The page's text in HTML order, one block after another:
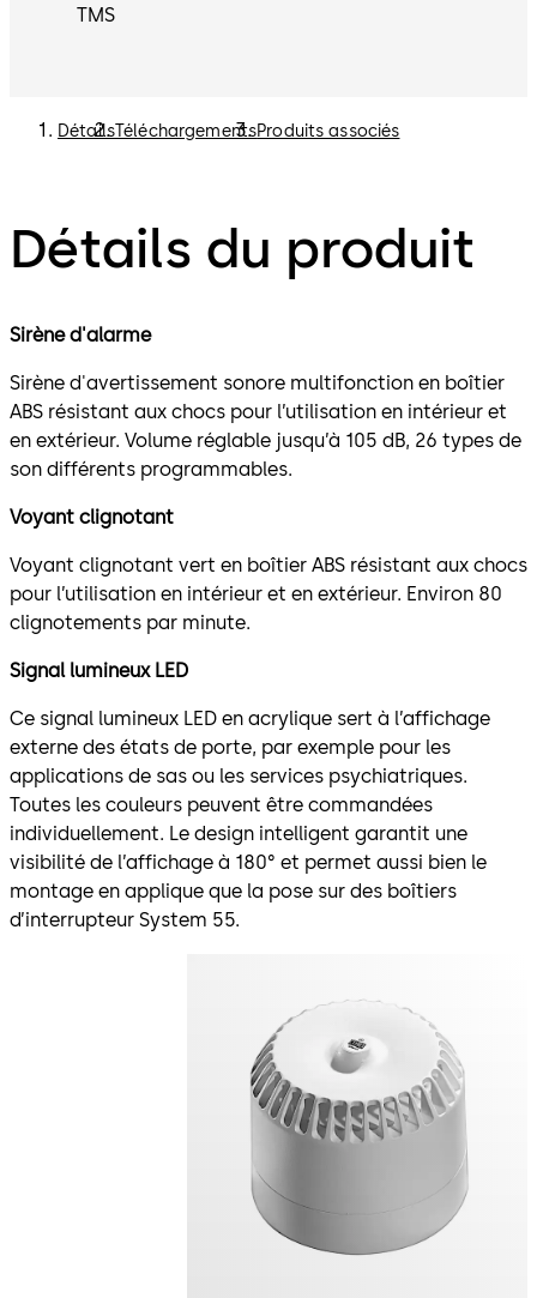
TMS
DétailsTéléchargementsProduits associés
Détails du produit
Sirène d'alarme
Sirène d'avertissement sonore multifonction en boîtier
ABS résistant aux chocs pour l’utilisation en intérieur et
en extérieur. Volume réglable jusqu’à 105 dB, 26 types de
son différents programmables.
Voyant clignotant
Voyant clignotant vert en boîtier ABS résistant aux chocs
pour l’utilisation en intérieur et en extérieur. Environ 80
clignotements par minute.
Signal lumineux LED
Ce signal lumineux LED en acrylique sert à l’affichage
externe des états de porte, par exemple pour les
applications de sas ou les services psychiatriques.
Toutes les couleurs peuvent être commandées
individuellement. Le design intelligent garantit une
visibilité de l’affichage à 180° et permet aussi bien le
montage en applique que la pose sur des boîtiers
d’interrupteur System 55.